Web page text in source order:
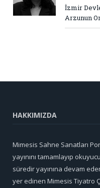
İzmir
Arzunun
HAKKIMIZDA
Mimesis Sahne Sanatları
yayınını tamamlayıp
süredir yayınına devam
yer edinen Mimesis Tiyatro